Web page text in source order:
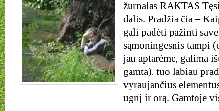
žurnalas RAKTAS
dalis. Pradžia čia –
gali padėti pažinti
sąmoningesnis tampi
jau aptarėme, galima
gamta), tuo labiau
vyraujančius
ugnį ir orą. Gamtoje